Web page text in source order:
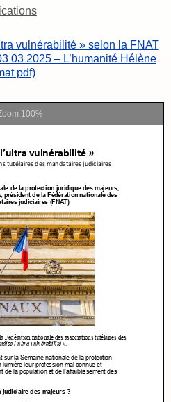
vulnérabilité » selon la FNAT
03 2025 – L’humanité Hélène
pdf)
100%